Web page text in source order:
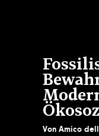
Von Amico